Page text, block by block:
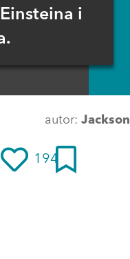
i
autor: Jackson
194